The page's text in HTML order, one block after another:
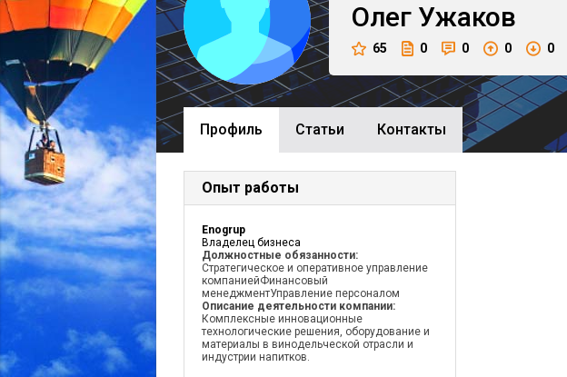
Олег Ужаков
65 0 0 0 0
Профиль Cтатьи Контакты
Опыт работы
Enogrup
Владелец бизнеса
Должностные обязанности:
Стратегическое и оперативное управление
компаниейФинансовый
менеджментУправление персоналом
Описание деятельности компании:
Комплексные инновационные
технологические решения, оборудование и
материалы в винодельческой отрасли и
индустрии напитков.